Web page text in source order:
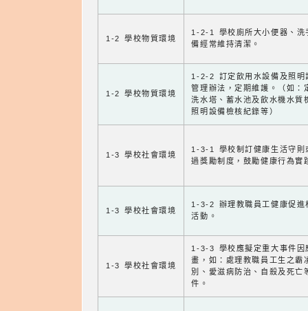
1-2 學校物質環境
1-2-1 學校廁所大小便器、洗
備經常維持清潔。
1-2 學校物質環境
1-2-2 訂定飲用水設備及照明
管理辦法，定期維護。（如：
洗水塔、蓄水池及飲水機水質
照明設備檢核紀錄等）
1-3 學校社會環境
1-3-1 學校制訂健康生活守則
過獎勵制度，鼓勵健康行為實
1-3 學校社會環境
1-3-2 辦理教職員工健康促進
活動。
1-3 學校社會環境
1-3-3 學校應擬定重大事件因
畫，如：處理教職員工生之霸
別、愛滋病防治、自殺及死亡
件。